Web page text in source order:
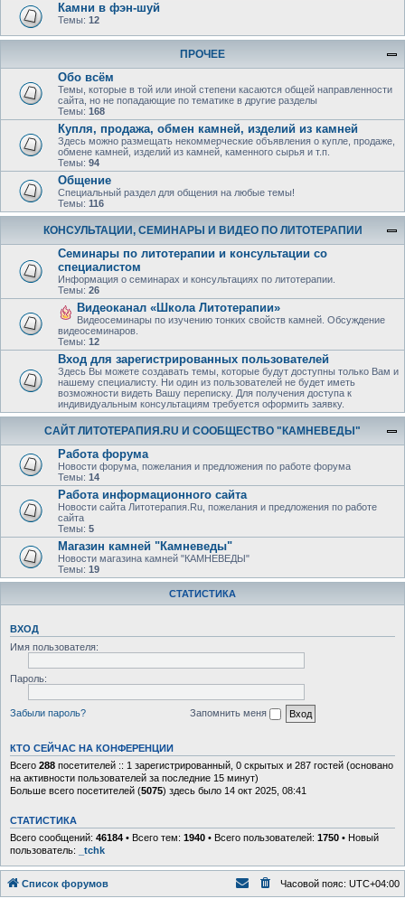
Камни в фэн-шуй
Темы: 12
ПРОЧЕЕ
Обо всём
Темы, которые в той или иной степени касаются общей направленности
сайта, но не попадающие по тематике в другие разделы
Темы: 168
Купля, продажа, обмен камней, изделий из камней
Здесь можно размещать некоммерческие объявления о купле, продаже,
обмене камней, изделий из камней, каменного сырья и т.п.
Темы: 94
Общение
Специальный раздел для общения на любые темы!
Темы: 116
КОНСУЛЬТАЦИИ, СЕМИНАРЫ И ВИДЕО ПО ЛИТОТЕРАПИИ
Семинары по литотерапии и консультации со
специалистом
Информация о семинарах и консультациях по литотерапии.
Темы: 26
Видеоканал «Школа Литотерапии»
Видеосеминары по изучению тонких свойств камней. Обсуждение
видеосеминаров.
Темы: 12
Вход для зарегистрированных пользователей
Здесь Вы можете создавать темы, которые будут доступны только Вам и
нашему специалисту. Ни один из пользователей не будет иметь
возможности видеть Вашу переписку. Для получения доступа к
индивидуальным консультациям требуется оформить заявку.
САЙТ ЛИТОТЕРАПИЯ.RU И СООБЩЕСТВО "КАМНЕВЕДЫ"
Работа форума
Новости форума, пожелания и предложения по работе форума
Темы: 14
Работа информационного сайта
Новости сайта Литотерапия.Ru, пожелания и предложения по работе
сайта
Темы: 5
Магазин камней "Камневеды"
Новости магазина камней "КАМНЕВЕДЫ"
Темы: 19
СТАТИСТИКА
ВХОД
Имя пользователя:
Пароль:
Забыли пароль? Запомнить меня
КТО СЕЙЧАС НА КОНФЕРЕНЦИИ
Всего 288 посетителей :: 1 зарегистрированный, 0 скрытых и 287 гостей (основано
на активности пользователей за последние 15 минут)
Больше всего посетителей (5075) здесь было 14 окт 2025, 08:41
СТАТИСТИКА
Всего сообщений: 46184 • Всего тем: 1940 • Всего пользователей: 1750 • Новый
пользователь:
_tchk
Список форумов Часовой пояс: UTC+04:00